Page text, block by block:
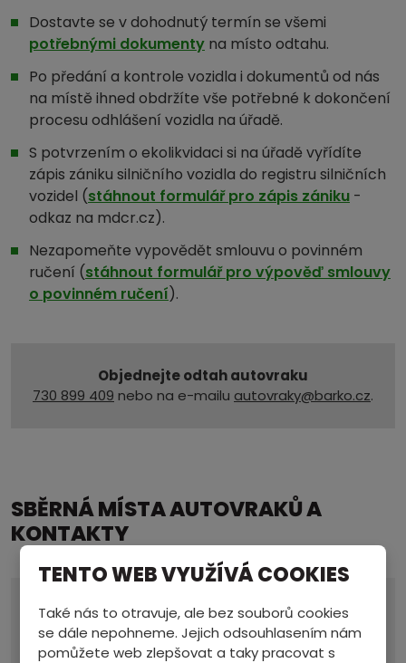
Dostavte se v dohodnutý termín se všemi
potřebnými dokumenty na místo odtahu.
Po předání a kontrole vozidla i dokumentů od nás
na místě ihned obdržíte vše potřebné k dokončení
procesu odhlášení vozidla na úřadě.
S potvrzením o ekolikvidaci si na úřadě vyřídíte
zápis zániku silničního vozidla do registru silničních
vozidel (stáhnout formulář pro zápis zániku -
odkaz na mdcr.cz).
Nezapomeňte vypovědět smlouvu o povinném
ručení (stáhnout formulář pro výpověď smlouvy
o povinném ručení).
Objednejte odtah autovraku
730 899 409 nebo na e-mailu autovraky@barko.cz.
SBĚRNÁ MÍSTA AUTOVRAKŮ A
KONTAKTY
Provozovna a sídlo
ZASTÁVKA
Po-čt 7.00 - 17.00
TENTO WEB VYUŽÍVÁ COOKIES
Také nás to otravuje, ale bez souborů cookies
se dále nepohneme. Jejich odsouhlasením nám
pomůžete web zlepšovat a taky pracovat s